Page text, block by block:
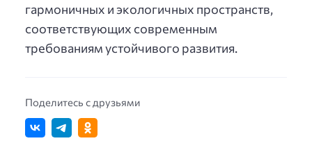
гармоничных и экологичных пространств,
соответствующих современным
требованиям устойчивого развития.
Поделитесь с друзьями